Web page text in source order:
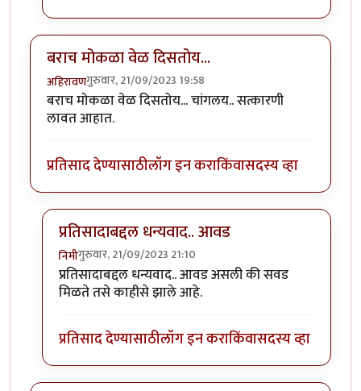
बराच मोकळा वेळ दिसतोय...
अहिरावणगुरुवार, 21/09/2023 19:58
बराच मोकळा वेळ दिसतोय... चांगलय.. सत्कारणी
लावत आहात.
प्रतिसाद देण्यासाठीलॉग इन कराकिंवासदस्य व्हा
प्रतिसादाबद्दल धन्यवाद.. आवड
निमीगुरुवार, 21/09/2023 21:10
In reply toबराच मोकळा वेळ दिसतोय...byअहिरावण
प्रतिसादाबद्दल धन्यवाद.. आवड असली की सवड
मिळते तसे काहीसे झाले आहे.
प्रतिसाद देण्यासाठीलॉग इन कराकिंवासदस्य व्हा